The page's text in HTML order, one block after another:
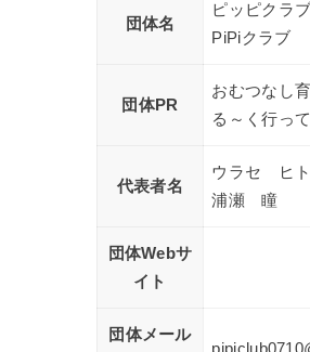
団体名
ピッピクラブ
PiPiクラブ
団体PR
おむつなし
る～く行っ
代表者名
ウラセ ヒト
浦瀬 瞳
団体Webサ
イト
団体メール